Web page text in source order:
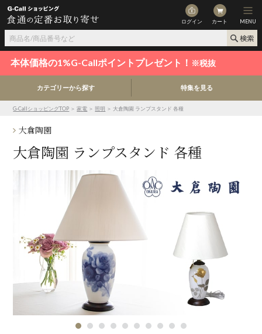
ログイン カート MENU
本体価格の1%G-Callポイントプレゼント！ ※税抜
カテゴリーから探す 特集を見る
G-CallショッピングTOP ＞家電 ＞ 照明 ＞ 大倉陶園 ランプスタンド 各種
大倉陶園
大倉陶園 ランプスタンド 各種